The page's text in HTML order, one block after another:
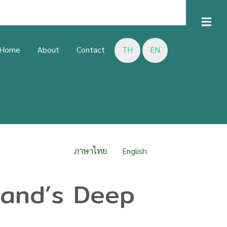
Home About Contact TH EN
ภาษาไทย English
Deep